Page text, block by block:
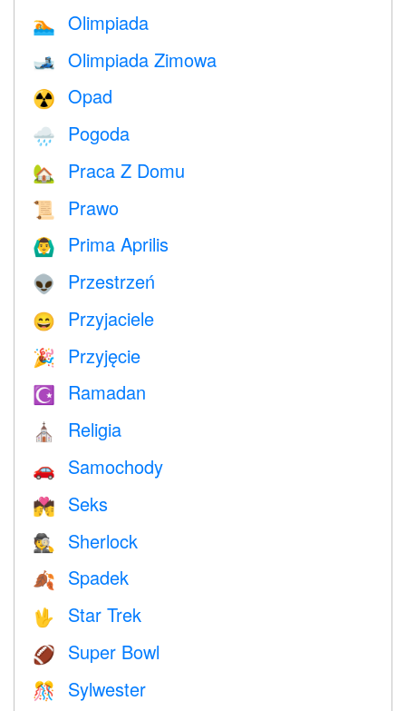
🏊 Olimpiada
🎿 Olimpiada Zimowa
☢️ Opad
🌧 Pogoda
🏡 Praca Z Domu
📜 Prawo
🙆‍♂️ Prima Aprilis
👽 Przestrzeń
😄 Przyjaciele
🎉 Przyjęcie
☪️ Ramadan
⛪️ Religia
🚗 Samochody
💏 Seks
🕵️ Sherlock
🍂 Spadek
🖖 Star Trek
🏈 Super Bowl
🎊 Sylwester